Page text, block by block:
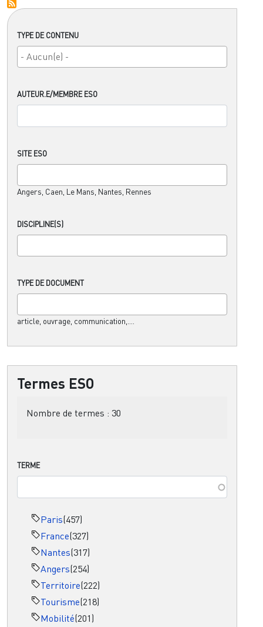
TYPE DE CONTENU
AUTEUR.E/MEMBRE ESO
SITE ESO
Angers, Caen, Le Mans, Nantes, Rennes
DISCIPLINE(S)
TYPE DE DOCUMENT
article, ouvrage, communication,....
Termes ESO
Nombre de termes : 30
TERME
Paris(457)
France(327)
Nantes(317)
Angers(254)
Territoire(222)
Tourisme(218)
Mobilité(201)